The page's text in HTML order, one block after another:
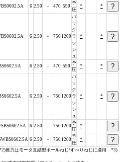
推力はモータ直結型ボールねじ/すべりねじに適用 *3)
6 2.50 - 470 590
予
圧
* *
6 2.50 - 750 1200
バ
ッ
ク
ラ
ッ
シ
ュ
* *
6 2.50 - 470 590
予
圧
* *
6 2.50 - 750 1200
バ
ッ
ク
ラ
ッ
シ
ュ
* *
6 2.50 - 750 1200
予
圧
*
6 2.50 - 750 1200
予
圧
*